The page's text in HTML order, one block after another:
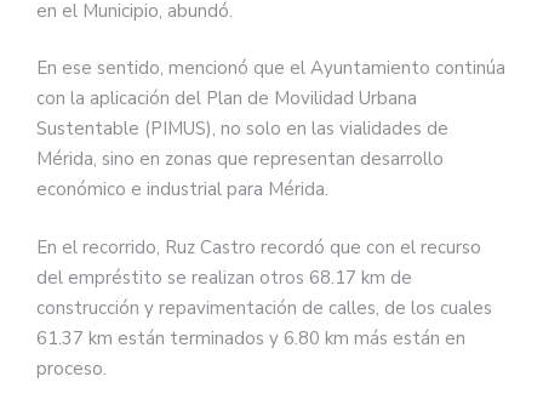
en el Municipio, abundó.
En ese sentido, mencionó que el Ayuntamiento continúa
con la aplicación del Plan de Movilidad Urbana
Sustentable (PIMUS), no solo en las vialidades de
Mérida, sino en zonas que representan desarrollo
económico e industrial para Mérida.
En el recorrido, Ruz Castro recordó que con el recurso
del empréstito se realizan otros 68.17 km de
construcción y repavimentación de calles, de los cuales
61.37 km están terminados y 6.80 km más están en
proceso.